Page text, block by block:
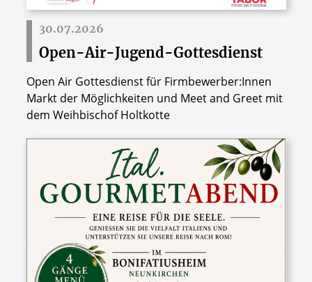
30.07.2026
Open-Air-Jugend-Gottesdienst
Open Air Gottesdienst für Firmbewerber:Innen
Markt der Möglichkeiten und Meet and Greet mit
dem Weihbischof Holtkotte